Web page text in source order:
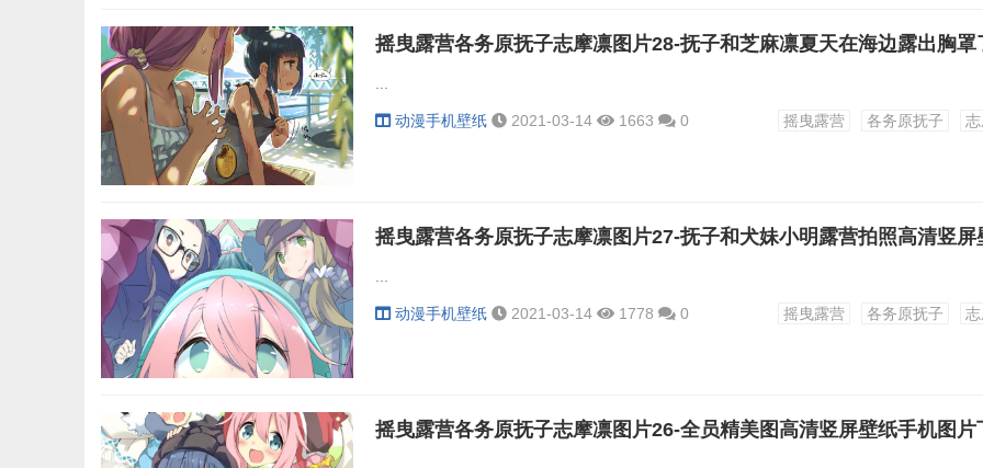
动漫手机壁纸 2021-03-14 1663 0 摇曳露营 各务原抚子
动漫手机壁纸 2021-03-14 1778 0 摇曳露营 各务原抚子
摇曳露营各务原抚子志摩凛图片26-全员精美图高清竖屏壁纸手机图片